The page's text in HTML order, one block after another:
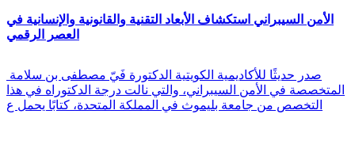
الأمن السيبراني استكشاف الأبعاد التقنية والقانونية والإنسانية في
العصر الرقمي
المتخصصة في الأمن السيبراني، والتي نالت درجة الدكتوراه في هذا
التخصص من جامعة بليموث في المملكة المتحدة، كتابًا يحمل ع